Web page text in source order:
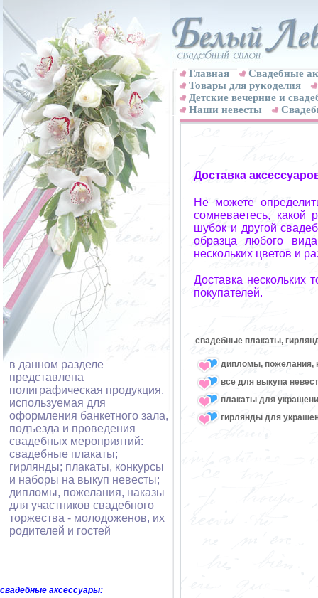
в данном разделе
представлена
полиграфическая продукция,
используемая для
оформления банкетного зала,
подъезда и проведения
свадебных мероприятий:
свадебные плакаты;
гирлянды; плакаты, конкурсы
и наборы на выкуп невесты;
дипломы, пожелания, наказы
для участников свадебного
торжества - молодоженов, их
родителей и гостей
свадебные аксессуары:
Главная
Свадебные
Товары для рукоделия
Детские вечерние и
Наши невесты
Доставка
Не можете
сомневаетесь, какой
шубок и другой
образца любого
нескольких цветов и
Доставка нескольких
покупателей.
свадебные плакаты,
дипломы, пожелания,
все для выкупа
плакаты для
гирлянды для